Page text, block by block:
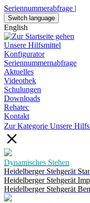
Seriennummerabfrage |
Switch language
English
Unsere Hilfsmittel
Konfigurator
Seriennummernabfrage
Aktuelles
Videothek
Schulungen
Downloads
Rehatec
Kontakt
Zur Kategorie Unsere
Dynamisches Stehen
Heidelberger Stehgerät
Heidelberger Stehgerät
Heidelberger Stehgerät